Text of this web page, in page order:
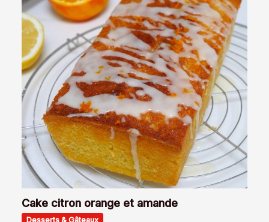
Cake citron orange et amande
Desserts & Gâteaux